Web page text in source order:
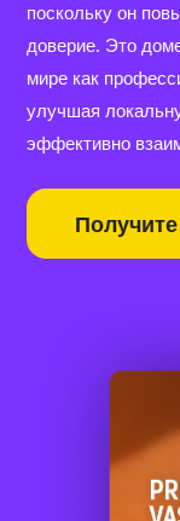
поскольку он
доверие. Это
мире как
улучшая
эффективно